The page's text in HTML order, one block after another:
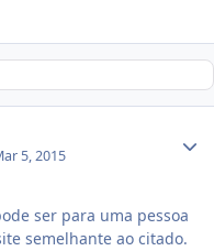
5, 2015
ser para uma pessoa
semelhante ao citado.